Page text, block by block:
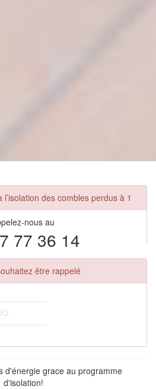
l’isolation des combles perdus à 1
nous au
77 36 14
être rappelé
d'énergie grace au programme
d'isolation!